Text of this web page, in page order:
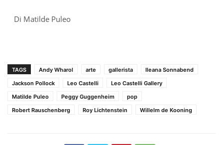
Di Matilde Puleo
TAGS Andy Wharol arte gallerista
Ileana Sonnabend
Jackson Pollock
Leo Castelli
Leo Castelli Gallery
Matilde Puleo
Peggy Guggenheim
pop
Robert Rauschenberg
Roy Lichtenstein Willelm de Kooning